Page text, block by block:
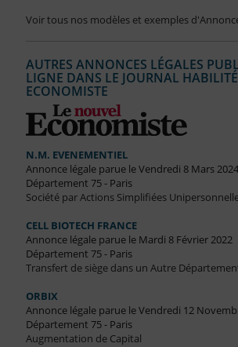
Voir tous nos modèles et exemples
AUTRES ANNONCES LÉGALES
LIGNE DANS LE JOURNAL
ECONOMISTE
N.M. EVENEMENTIEL
Annonce légale parue le Vendredi 8 Mars 2024
Département 75 - Paris
Société par Actions Simplifiées Unipersonnelle
CELL BIOTECH FRANCE
Annonce légale parue le Mardi 8 Février 2022
Département 75 - Paris
Transfert de siège dans un Autre
ORBIX
Annonce légale parue le Vendredi 12
Département 75 - Paris
Augmentation de Capital